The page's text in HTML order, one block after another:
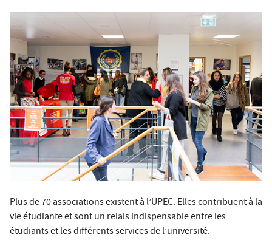
Plus de 70 associations existent à l’UPEC. Elles contribuent à la
vie étudiante et sont un relais indispensable entre les
étudiants et les différents services de l’université.